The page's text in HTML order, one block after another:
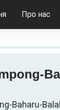
Про нас
Baharu-